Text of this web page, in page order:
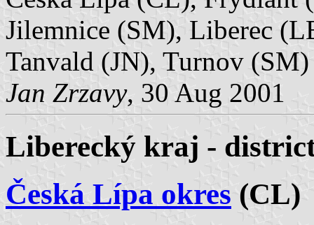
Jilemnice (SM), Liberec
Tanvald (JN), Turnov (SM)
Jan Zrzavy, 30 Aug 2001
Liberecký kraj -
Česká Lípa okres (CL)